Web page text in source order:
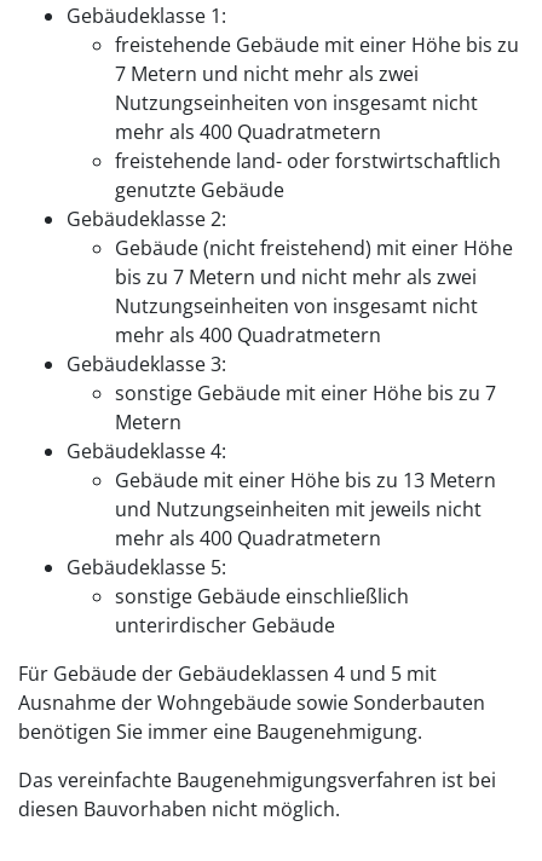
Gebäudeklasse 1:
freistehende Gebäude mit einer Höhe bis zu
7 Metern und nicht mehr als zwei
Nutzungseinheiten von insgesamt nicht
mehr als 400 Quadratmetern
freistehende land- oder forstwirtschaftlich
genutzte Gebäude
Gebäudeklasse 2:
Gebäude (nicht freistehend) mit einer Höhe
bis zu 7 Metern und nicht mehr als zwei
Nutzungseinheiten von insgesamt nicht
mehr als 400 Quadratmetern
Gebäudeklasse 3:
sonstige Gebäude mit einer Höhe bis zu 7
Metern
Gebäudeklasse 4:
Gebäude mit einer Höhe bis zu 13 Metern
und Nutzungseinheiten mit jeweils nicht
mehr als 400 Quadratmetern
Gebäudeklasse 5:
sonstige Gebäude einschließlich
unterirdischer Gebäude
Für Gebäude der Gebäudeklassen 4 und 5 mit
Ausnahme der Wohngebäude sowie Sonderbauten
benötigen Sie immer eine Baugenehmigung.
Das vereinfachte Baugenehmigungsverfahren ist bei
diesen Bauvorhaben nicht möglich.